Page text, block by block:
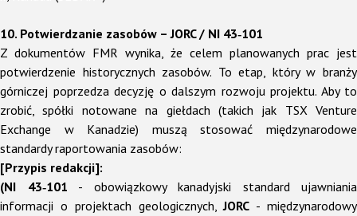
10. Potwierdzanie zasobów – JORC / NI 43‑101
Z dokumentów FMR wynika, że celem planowanych prac jest
potwierdzenie historycznych zasobów. To etap, który w branży
górniczej poprzedza decyzję o dalszym rozwoju projektu. Aby to
zrobić, spółki notowane na giełdach (takich jak TSX Venture
Exchange w Kanadzie) muszą stosować międzynarodowe
standardy raportowania zasobów:
[Przypis redakcji]:
(NI 43‑101 - obowiązkowy kanadyjski standard ujawniania
informacji o projektach geologicznych,JORC - międzynarodowy